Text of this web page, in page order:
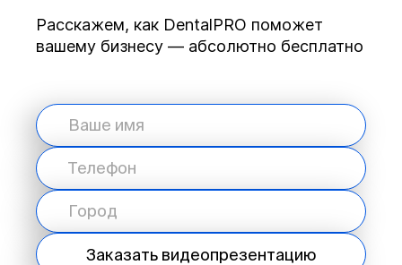
Расскажем, как DentalPRO поможет
вашему бизнесу — абсолютно бесплатно
Заказать видеопрезентацию